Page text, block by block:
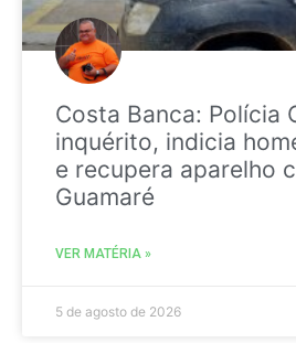
Costa Banca: Polícia
inquérito, indicia
e recupera aparelho
Guamaré
VER MATÉRIA »
5 de agosto de 2026